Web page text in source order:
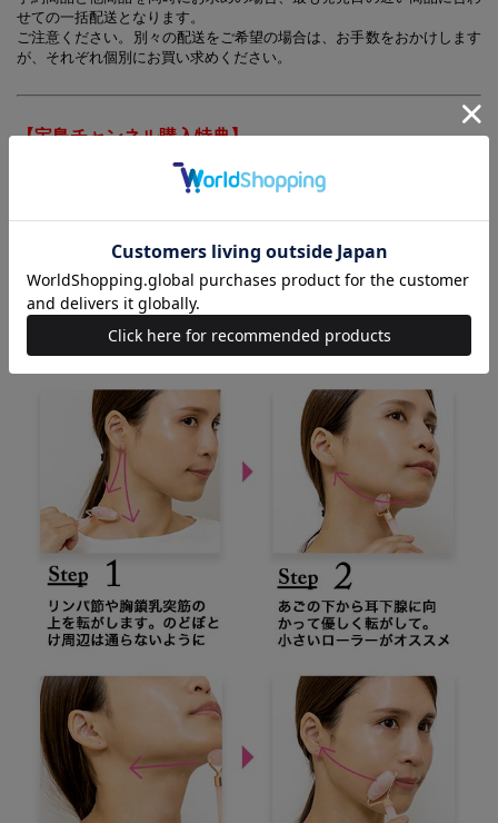
せての一括配送となります。
ご注意ください。別々の配送をご希望の場合は、お手数をおかけします
が、それぞれ個別にお買い求めください。
【宝島チャンネル購入特典】
ノベルティの配布は終了いたしました。
※ノベルティの有無にかかわらず、ご注文後のキャンセルはお受けでき
※購入特典ノベルティの不良品交換に関しては＜コチラ＞からお問い合